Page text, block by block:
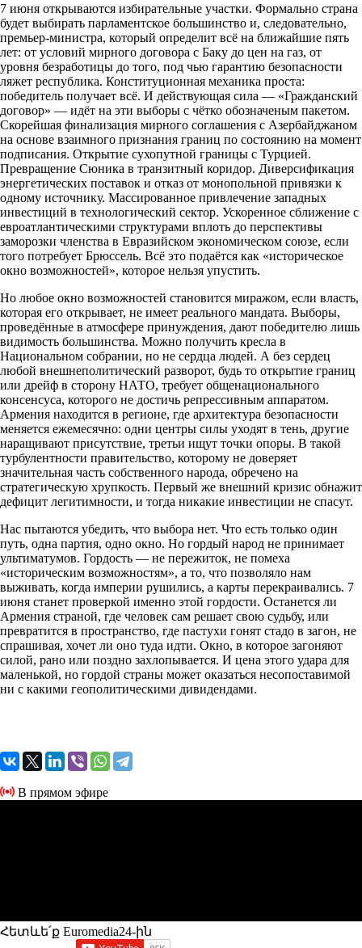
7 июня открываются избирательные участки. Формально страна
будет выбирать парламентское большинство и, следовательно,
премьер-министра, который определит всё на ближайшие пять
лет: от условий мирного договора с Баку до цен на газ, от
уровня безработицы до того, под чью гарантию безопасности
ляжет республика. Конституционная механика проста:
победитель получает всё. И действующая сила — «Гражданский
договор» — идёт на эти выборы с чётко обозначеным пакетом.
Скорейшая финализация мирного соглашения с Азербайджаном
на основе взаимного признания границ по состоянию на момент
подписания. Открытие сухопутной границы с Турцией.
Превращение Сюника в транзитный коридор. Диверсификация
энергетических поставок и отказ от монопольной привязки к
одному источнику. Массированное привлечение западных
инвестиций в технологический сектор. Ускоренное сближение с
евроатлантическими структурами вплоть до перспективы
заморозки членства в Евразийском экономическом союзе, если
того потребует Брюссель. Всё это подаётся как «историческое
окно возможностей», которое нельзя упустить.
Но любое окно возможностей становится миражом, если власть,
которая его открывает, не имеет реального мандата. Выборы,
проведённые в атмосфере принуждения, дают победителю лишь
видимость большинства. Можно получить кресла в
Национальном собрании, но не сердца людей. А без сердец
любой внешнеполитический разворот, будь то открытие границ
или дрейф в сторону НАТО, требует общенационального
консенсуса, которого не достичь репрессивным аппаратом.
Армения находится в регионе, где архитектура безопасности
меняется ежемесячно: одни центры силы уходят в тень, другие
наращивают присутствие, третьи ищут точки опоры. В такой
турбулентности правительство, которому не доверяет
значительная часть собственного народа, обречено на
стратегическую хрупкость. Первый же внешний кризис обнажит
дефицит легитимности, и тогда никакие инвестиции не спасут.
Нас пытаются убедить, что выбора нет. Что есть только один
путь, одна партия, одно окно. Но гордый народ не принимает
ультиматумов. Гордость — не пережиток, не помеха
«историческим возможностям», а то, что позволяло нам
выживать, когда империи рушились, а карты перекраивались. 7
июня станет проверкой именно этой гордости. Останется ли
Армения страной, где человек сам решает свою судьбу, или
превратится в пространство, где пастухи гонят стадо в загон, не
спрашивая, хочет ли оно туда идти. Окно, в которое загоняют
силой, рано или поздно захлопывается. И цена этого удара для
маленькой, но гордой страны может оказаться несопоставимой
ни с какими геополитическими дивидендами.
В прямом эфире
Հետևե՛ք Euromedia24-ին